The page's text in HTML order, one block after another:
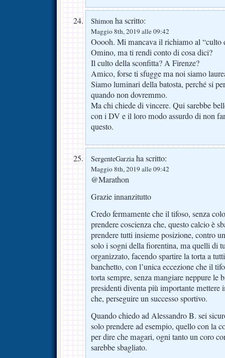
Shimon ha scritto:
Maggio 8th, 2019 alle 09:42
Ooooh. Mi mancava il richiamo al “culto
Omino, ma ti rendi conto di cosa dici?
Il culto della sconfitta? A Firenze?
Amico, forse ti sfugge ma noi siamo
Siamo luminari della batosta, perché si
quando non dovremmo.
Ma chi chiede di vincere. Qui sarebbe
con i DV e il loro modo assurdo di non
questo.
SergenteGarziaha scritto:
Maggio 8th, 2019 alle 09:42
@Marathon
Grazie innanzitutto
Credo fermamente che il tifoso, senza
prendere coscienza che, questo calcio è
prendere tutti insieme posizione, contro
solo i sogni della fiorentina, ma quelli di
organizzato, facendo spartire la torta a
banchetto, con l’unica eccezione che il
torta sempre, senza mangiare neppure le
presidenti diventa più importante mettere
che, perseguire un successo sportivo.
Quando chiedo ad Alessandro B. sei
solo prendere ad esempio, quello con la
per dire che magari, ogni tanto un coro
sarebbe sbagliato.